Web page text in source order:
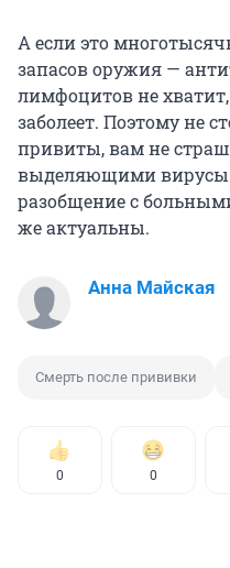
А если это
запасов оружия —
лимфоцитов не
заболеет. Поэтому не
привиты, вам не
выделяющими
разобщение с
же актуальны.
Анна Майская
Смерть после прививки
0 0